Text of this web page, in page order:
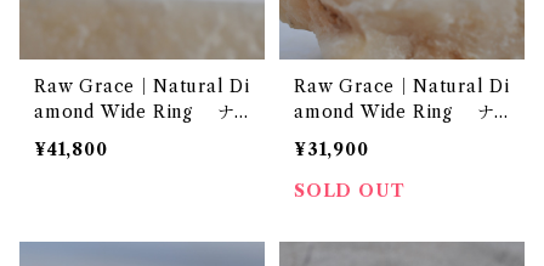
Raw Grace｜Natural Di
amond Wide Ring ナ
チュラルダイヤモンド ワ
イドリング イエロー
¥41,800
Raw Grace｜Natural Di
amond Wide Ring ナ
チュラルダイヤモンド ワ
イドリング カーキ
¥31,900
SOLD OUT